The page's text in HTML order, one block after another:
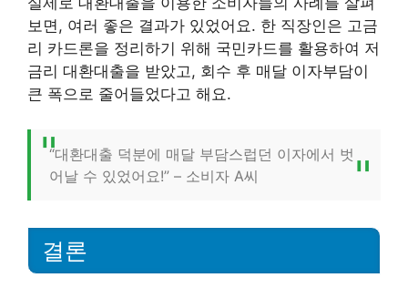
보면, 여러 좋은 결과가 있었어요. 한 직장인은 고금
리 카드론을 정리하기 위해 국민카드를 활용하여 저
금리 대환대출을 받았고, 회수 후 매달 이자부담이
큰 폭으로 줄어들었다고 해요.
“대환대출 덕분에 매달 부담스럽던 이자에서 벗
어날 수 있었어요!” – 소비자 A씨
결론